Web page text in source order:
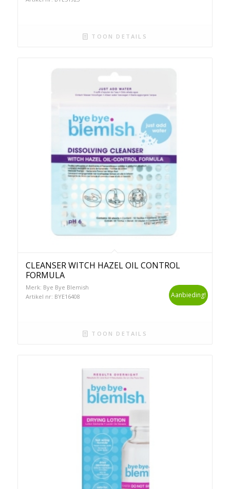
TOON DETAILS
CLEANSER WITCH HAZEL OIL CONTROL
FORMULA
Merk: Bye Bye Blemish
Artikel nr: BYE16408
Aanbieding!
TOON DETAILS